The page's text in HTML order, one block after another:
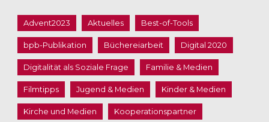
Advent2023 Aktuelles Best-of-Tools
bpb-Publikation Büchereiarbeit Digital 2020
Digitalität als Soziale Frage Familie & Medien
Filmtipps Jugend & Medien Kinder & Medien
Kirche und Medien Kooperationspartner